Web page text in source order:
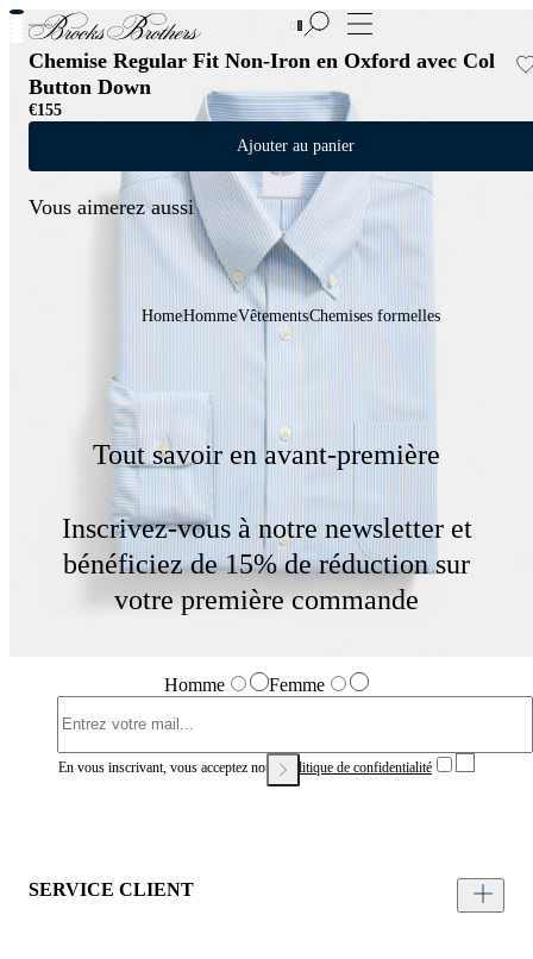
Nouvelles pièces en Soldes | Jusqu'à -50%
Chemise Regular Fit Non-Iron en Oxford avec Col
Button Down
€155
Ajouter au panier
Vous aimerez aussi
HomeHommeVêtementsChemises formelles
Tout savoir en avant-première
Inscrivez-vous à notre newsletter et
bénéficiez de 15% de réduction sur
votre première commande
Homme Femme
En vous inscrivant, vous acceptez notrePolitique de confidentialité
SERVICE CLIENT